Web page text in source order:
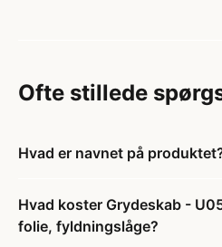
Ofte stillede
Hvad er navnet på
Hvad koster Grydeskab -
folie, fyldningslåge?